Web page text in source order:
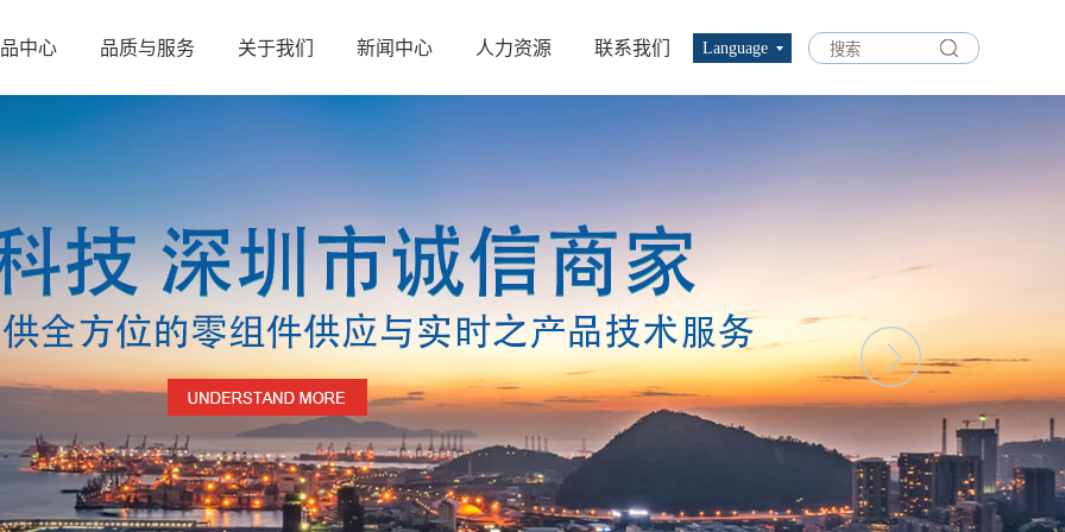
Language
中心 品质与服务 关于我们 新闻中心 人力资源 联系我们